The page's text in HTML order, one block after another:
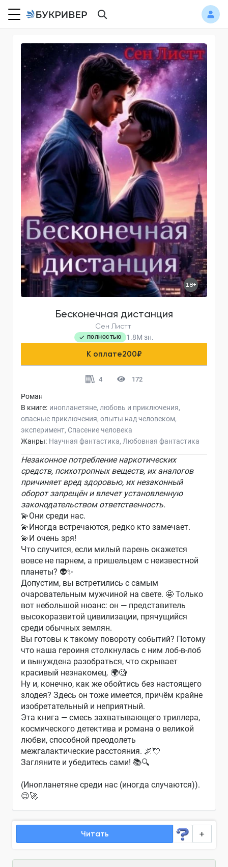
18+
Бесконечная дистанция
Сен Листт
ПОЛНОСТЬЮ 1.8M зн.
К оплате200₽
4 172
Роман
В книге: инопланетяне любовь и приключения
опасные приключения опыты над человеком
эксперимент Спасение человека
Жанры: Научная фантастика Любовная фантастика
Незаконное потребление наркотических
средств, психотропных веществ, их аналогов
причиняет вред здоровью, их незаконный
оборот запрещён и влечет установленную
законодательством ответственность.
💫Они среди нас.
💫Иногда встречаются, редко кто замечает.
💫И очень зря!
Что случится, если милый парень окажется
вовсе не парнем, а пришельцем с неизвестной
планеты? 👽✨
Допустим, вы встретились с самым
очаровательным мужчиной на свете. 🤩 Только
вот небольшой нюанс: он — представитель
высокоразвитой цивилизации, прячущийся
среди обычных землян.
Вы готовы к такому повороту событий? Потому
что наша героиня столкнулась с ним лоб-в-лоб
и вынуждена разобраться, что скрывает
красивый незнакомец. 🌍🧐
Ну и, конечно, как же обойтись без настоящего
злодея? Здесь он тоже имеется, причём крайне
изобретательный и неприятный.
Эта книга — смесь захватывающего триллера,
космического детектива и романа о великой
любви, способной преодолеть
межгалактические расстояния. 🌌💘
Загляните и убедитесь сами! 📚🔍
(Инопланетяне среди нас (иногда случаются)).
😉🚀
Читать